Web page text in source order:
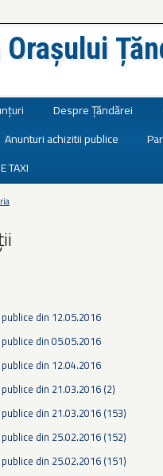
Despre Țăndărei
Anunturi achizitii publice
TAXI
din 12.05.2016
din 05.05.2016
din 12.04.2016
din 21.03.2016 (2)
din 21.03.2016 (153)
din 25.02.2016 (152)
din 25.02.2016 (151)